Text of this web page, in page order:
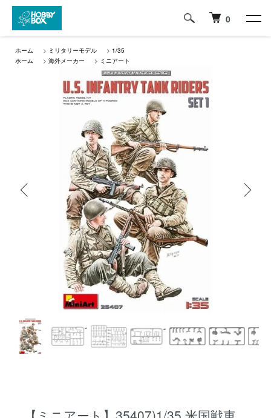
0
ホーム > ミリタリーモデル > 1/35
ホーム
> 海外メーカー > ミニアート